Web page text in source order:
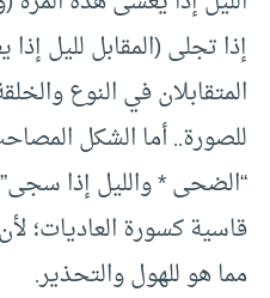
إذا تجلى (المقابل لليل
المتقابلان في النوع
للصورة.. أما الشكل
“الضحى * والليل إذا
قاسية كسورة العاديات؛
مما هو للهول والتحذير.